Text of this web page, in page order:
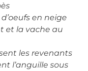
en neige
et la vache au
les revenants
l’anguille sous